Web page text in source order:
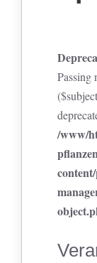
Passing
/www/